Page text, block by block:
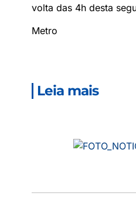
volta das 4h desta
Metro
Leia mais